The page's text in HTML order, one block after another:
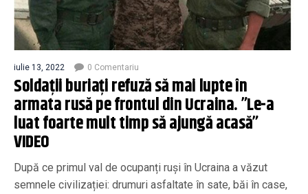
iulie 13, 2022 0 Comentariu
Soldații buriați refuză să mai lupte în
armata rusă pe frontul din Ucraina. ”Le-a
luat foarte mult timp să ajungă acasă”
VIDEO
După ce primul val de ocupanți ruși în Ucraina a văzut
semnele civilizației: drumuri asfaltate în sate, băi în case,